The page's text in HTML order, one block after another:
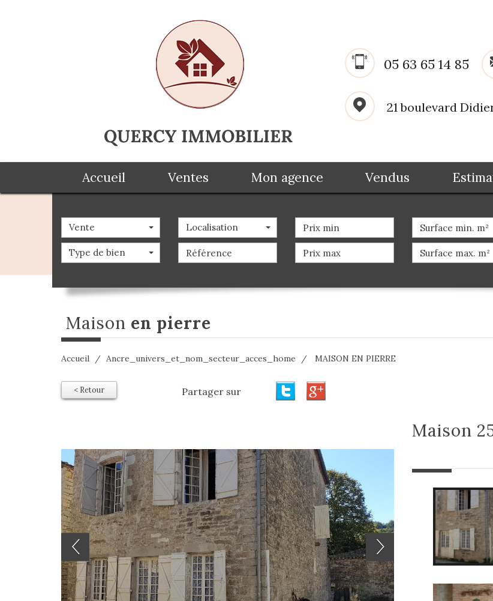
05 63 65 14 85
21 boulevard
Accueil Ventes Mon agence Vendus
Vente
Type de bien
Localisation
maison en pierre
Accueil Ancre_univers_et_nom_secteur_acces_home MAISON EN PIERRE
< Retour Partager sur
maison